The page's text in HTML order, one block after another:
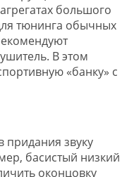
большого
тюнинга обычных
В этом
«банку» с
придания звуку
басистый низкий
оконцовку